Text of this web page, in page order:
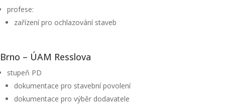
profese:
zařízení pro ochlazování staveb
Brno – ÚAM Resslova
stupeň PD
dokumentace pro stavební povolení
dokumentace pro výběr dodavatele